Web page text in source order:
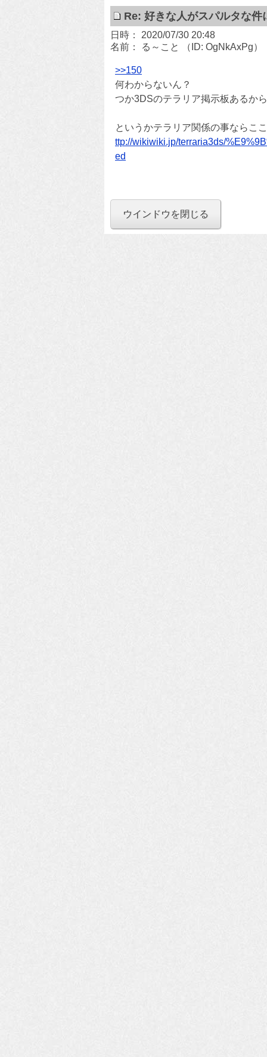
Re: 好きな人がスパルタな件
日時： 2020/07/30 20:48
名前： る～こと
（ID: OgNkAxPg）
>>150
何わからないん？
つか3DSのテラリア掲示板あるか
というかテラリア関係の事ならこ
ttp://wikiwiki.jp/terraria3ds/
ed